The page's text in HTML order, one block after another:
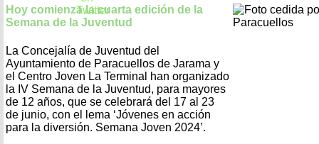
Hoy comienza la cuarta edición de la
Semana de la Juventud
La Concejalía de Juventud del
Ayuntamiento de Paracuellos de Jarama y
el Centro Joven La Terminal han organizado
la IV Semana de la Juventud, para mayores
de 12 años, que se celebrará del 17 al 23
de junio, con el lema ‘Jóvenes en acción
para la diversión. Semana Joven 2024’.